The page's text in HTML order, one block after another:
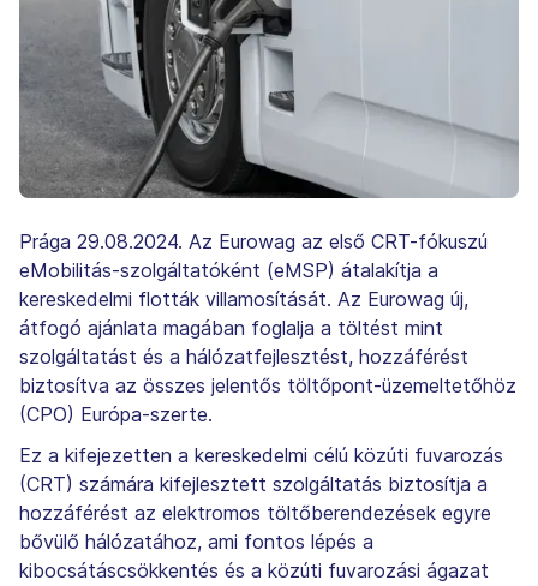
Prága 29.08.2024. Az Eurowag az első CRT-fókuszú
eMobilitás-szolgáltatóként (eMSP) átalakítja a
kereskedelmi flották villamosítását. Az Eurowag új,
átfogó ajánlata magában foglalja a töltést mint
szolgáltatást és a hálózatfejlesztést, hozzáférést
biztosítva az összes jelentős töltőpont-üzemeltetőhöz
(CPO) Európa-szerte.
Ez a kifejezetten a kereskedelmi célú közúti fuvarozás
(CRT) számára kifejlesztett szolgáltatás biztosítja a
hozzáférést az elektromos töltőberendezések egyre
bővülő hálózatához, ami fontos lépés a
kibocsátáscsökkentés és a közúti fuvarozási ágazat